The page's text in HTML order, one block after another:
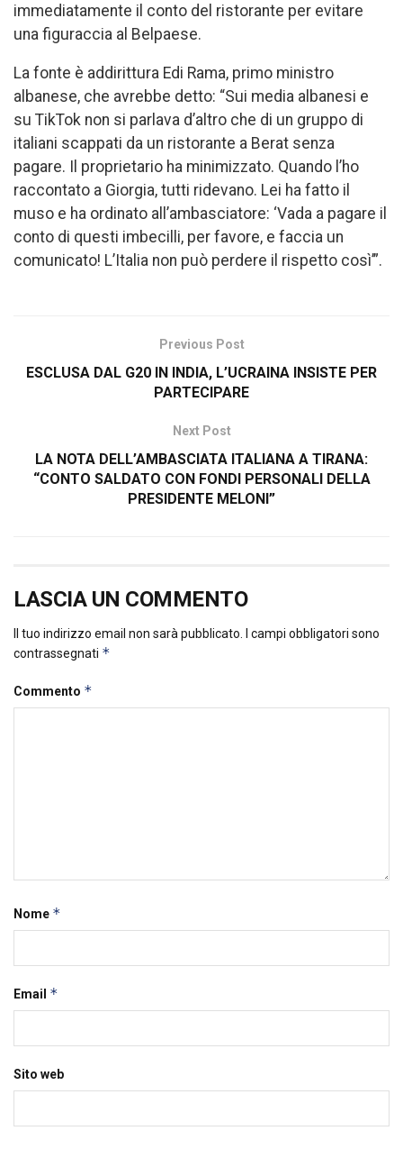
immediatamente il conto del ristorante per evitare
una figuraccia al Belpaese.
La fonte è addirittura Edi Rama, primo ministro
albanese, che avrebbe detto: “Sui media albanesi e
su TikTok non si parlava d’altro che di un gruppo di
italiani scappati da un ristorante a Berat senza
pagare. Il proprietario ha minimizzato. Quando l’ho
raccontato a Giorgia, tutti ridevano. Lei ha fatto il
muso e ha ordinato all’ambasciatore: ‘Vada a pagare il
conto di questi imbecilli, per favore, e faccia un
comunicato! L’Italia non può perdere il rispetto così’”.
Previous Post
ESCLUSA DAL G20 IN INDIA, L’UCRAINA INSISTE PER
PARTECIPARE
Next Post
LA NOTA DELL’AMBASCIATA ITALIANA A TIRANA:
“CONTO SALDATO CON FONDI PERSONALI DELLA
PRESIDENTE MELONI”
LASCIA UN COMMENTO
Il tuo indirizzo email non sarà pubblicato.
I campi obbligatori sono
contrassegnati *
Commento *
Nome *
Email *
Sito web